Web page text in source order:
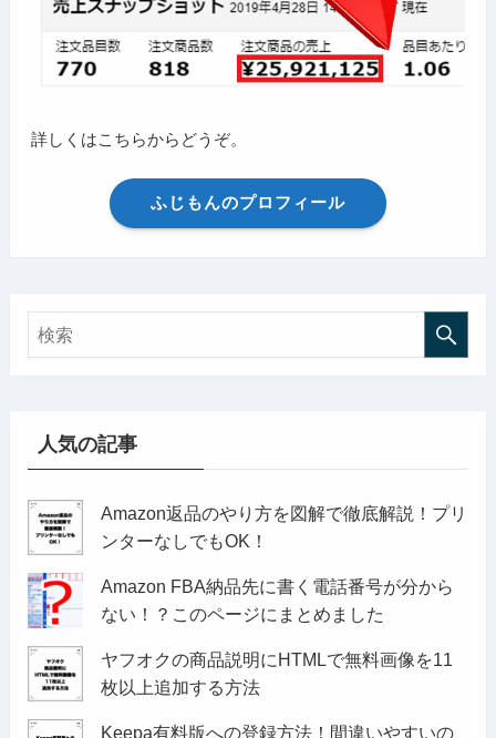
詳しくはこちらからどうぞ。
ふじもんのプロフィール
人気の記事
Amazon返品のやり方を図解で徹底解説！プリ
ンターなしでもOK！
Amazon FBA納品先に書く電話番号が分から
ない！？このページにまとめました
ヤフオクの商品説明にHTMLで無料画像を11
枚以上追加する方法
Keepa有料版への登録方法！間違いやすいの